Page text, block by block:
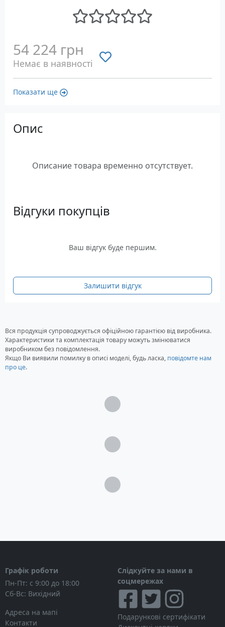
54 224 грн
Немає в наявності
Показати ще
Опис
Описание товара временно отсутствует.
Відгуки покупців
Ваш відгук буде першим.
Залишити відгук
Вся продукція супроводжується офіційною гарантією від виробника.
Характеристики та комплектація товару можуть змінюватися
виробником без повідомлення.
Якщо Ви виявили помилку в описі моделі, будь ласка, повідомте нам
про це.
Графік роботи
Пн-Пт: с 9:00 до 18:00
Сб-Вс: Вихідний
Адреса на мапі
Контакти
Слідкуйте за нами в
соцмережах
Подарункові сертифікати